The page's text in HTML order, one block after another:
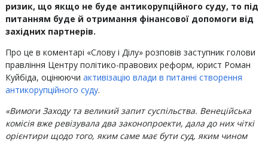
ризик, що якщо не буде антикорупційного суду, то під
питанням буде й отримання фінансової допомоги від
західних партнерів.
Про це в коментарі «Слову і Ділу» розповів заступник голови
правління Центру політико-правових реформ, юрист Роман
Куйбіда, оцінюючи активізацію влади в питанні створення
антикорупційного суду.
«Вимоги Заходу та великий запит суспільства. Венеційська
комісія вже ревізувала два законопроекти, дала до них чіткі
орієнтири щодо того, яким саме має бути суд, яким чином